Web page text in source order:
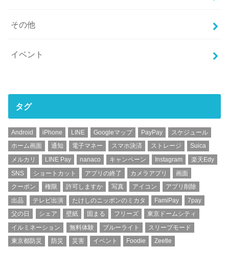
その他
イベント
タグ
Android iPhone LINE Googleマップ PayPay
スケジュール
ホーム画面
通知 電子マネー スマホ決済 ストレージ
Suica
メルカリ
LINE Pay nanaco キャンペーン Instagram
楽天Edy
SNS
ショートカット アプリの終了 カメラアプリ
画面
クーポン
権限 許可しますか 写真 アイコン
アプリ削除
出品
テレビ出演 たけしのニッポンのミカタ FamiPay
7pay
父の日
シェア 壁紙 固まる フリーズ
東京ドームシティ
イルミネーション
無料体験 ブルーライト
スリープモード
東京都防災
防災 災害 イベント Foodie Zeetle